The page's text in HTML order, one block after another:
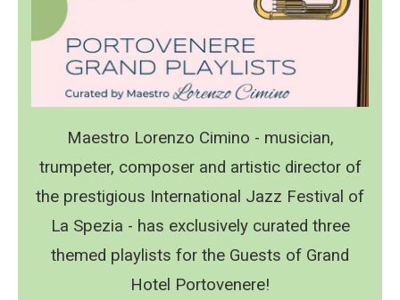
Maestro Lorenzo Cimino - musician,
trumpeter, composer and artistic director of
the prestigious International Jazz Festival of
La Spezia - has exclusively curated three
themed playlists for the Guests of Grand
Hotel Portovenere!